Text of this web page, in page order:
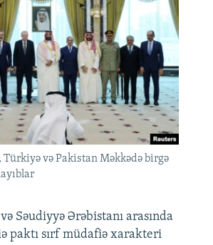
Türkiyə və Pakistan Məkkədə birgə
Səudiyyə Ərəbistanı arasında
paktı sırf müdafiə xarakteri